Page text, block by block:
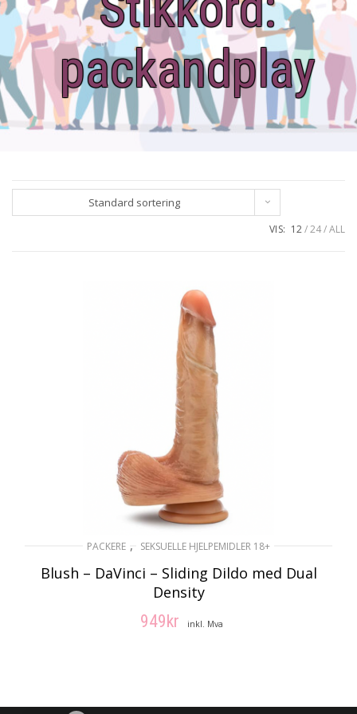
packandplay
Standard sortering
VIS: 12 24 ALL
PACKERE , SEKSUELLE HJELPEMIDLER 18+
Blush – DaVinci – Sliding Dildo med Dual
Density
949 kr inkl. Mva